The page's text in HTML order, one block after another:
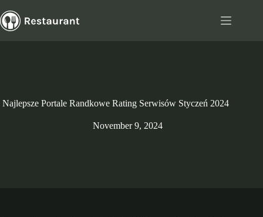
to
content
Najlepsze Portale Randkowe Rating Serwisów Styczeń 2024
November 9, 2024